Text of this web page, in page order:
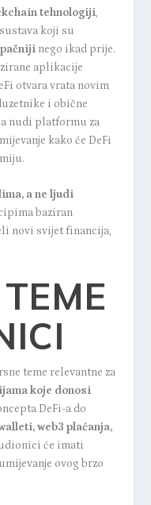
tehnologiji,
koji su
nego ikad prije.
aplikacije
otvara vrata novim
i obične
nudi platformu za
kako će DeFi
a ne ljudi
baziran
novi svijet financija,
teme relevantne za
koje donosi
DeFi-a do
web3 plaćanja,
će imati
ovog brzo